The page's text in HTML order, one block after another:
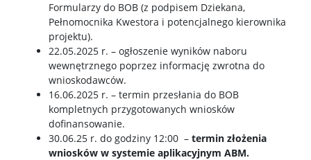
Formularzy do BOB (z podpisem Dziekana,
Pełnomocnika Kwestora i potencjalnego kierownika
projektu).
22.05.2025 r. – ogłoszenie wyników naboru
wewnętrznego poprzez informację zwrotna do
wnioskodawców.
16.06.2025 r. – termin przesłania do BOB
kompletnych przygotowanych wniosków
dofinansowanie.
30.06.25 r. do godziny 12:00 – termin złożenia
wniosków w systemie aplikacyjnym ABM.